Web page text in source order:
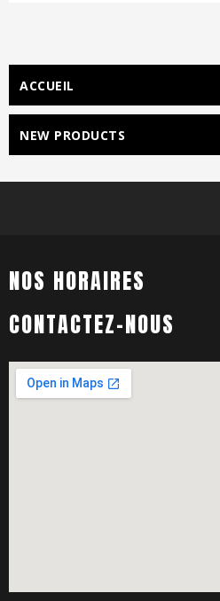
ACCUEIL
NEW PRODUCTS
NOS HORAIRES
CONTACTEZ-NOUS